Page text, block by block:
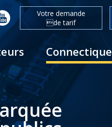
Votre demande
de tarif
Connectique